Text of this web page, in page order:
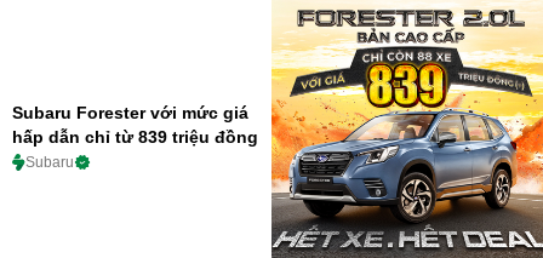
Subaru Forester với mức giá
hấp dẫn chỉ từ 839 triệu đồng
Subaru